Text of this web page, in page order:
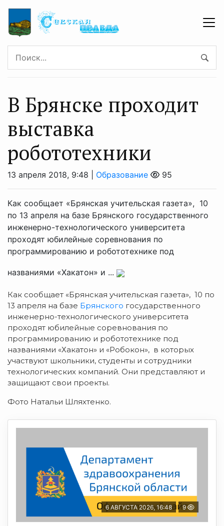
В Брянске проходит
выставка
робототехники
13 апреля 2018, 9:48 | Образование 95
Как сообщает «Брянская учительская газета», 10
по 13 апреля на базе Брянского государственного
инженерно-технологического университета
проходят юбилейные соревнования по
программированию и робототехнике под
названиями «Хакатон» и ...
Как сообщает «Брянская учительская газета», 10 по
13 апреля на базе Брянского государственного
инженерно-технологического университета
проходят юбилейные соревнования по
программированию и робототехнике под
названиями «Хакатон» и «Робокон», в которых
участвуют школьники, студенты и сотрудники
технологических компаний. Они представляют и
защищают свои проекты.
Фото Натальи Шляхтенко.
6 АВГУСТА 2026, 16:48 9